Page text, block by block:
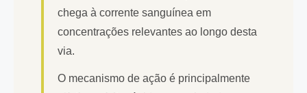
chega à corrente sanguínea em
concentrações relevantes ao longo desta
via.
O mecanismo de ação é principalmente